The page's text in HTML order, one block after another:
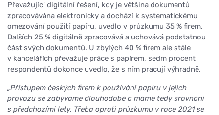
Převažující digitální řešení, kdy je většina dokumentů
zpracovávána elektronicky a dochází k systematickému
omezování použití papíru, uvedlo v průzkumu 35 % firem.
Dalších 25 % digitálně zpracovává a uchovává podstatnou
část svých dokumentů. U zbylých 40 % firem ale stále
v kancelářích převažuje práce s papírem, sedm procent
respondentů dokonce uvedlo, že s ním pracují výhradně.
„Přístupem českých firem k používání papíru v jejich
provozu se zabýváme dlouhodobě a máme tedy srovnání
s předchozími lety. Třeba oproti průzkumu v roce 2021 se